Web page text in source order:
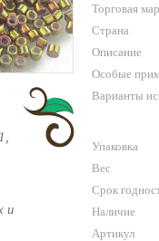
и
Торговая
Страна
Описание
Особые
Варианты
Упаковка
Вес
Срок
Наличие
Артикул